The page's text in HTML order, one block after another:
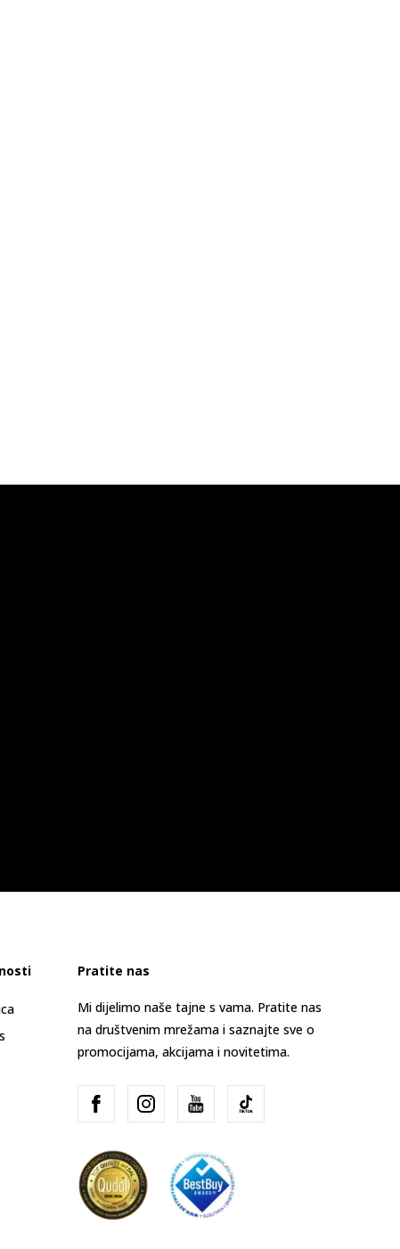
Pratite nas
Mi dijelimo naše tajne s vama. Pratite nas
na društvenim mrežama i saznajte sve o
promocijama, akcijama i novitetima.